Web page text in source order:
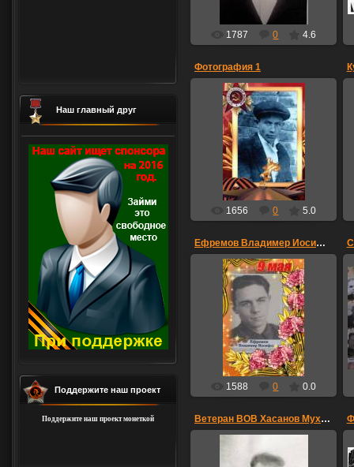
Наш главный друг
Поддержите наш проект
Поддержите наш проект монеткой
VALERIY01
1787 0 4.6
Фотография 1
04.04.2015
Маркитан Виктор
Васильевич.
Ст.сержант.Командир
отделения снайперов. 1192
с.п. 357 с.д Мой дед!!!! Вечная
память!!Спа...
дама
1656 0 5.0
Ефремов Владимер Иосифович
26.04.2015
Моййм
Татьяна2519
1588 0 0.0
Ветеран ВОВ Хасанов Мухамадий Хасанович
05.05.2015